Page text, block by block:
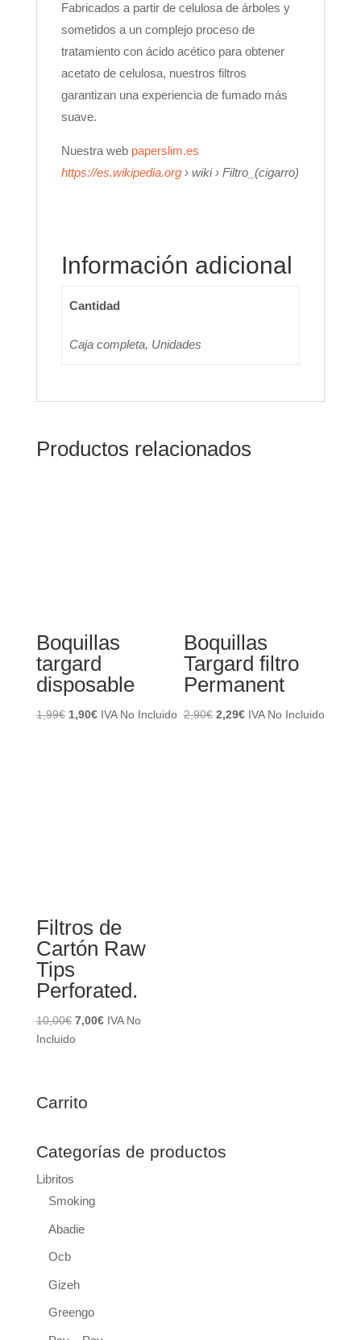
Fabricados a partir de celulosa de árboles y
sometidos a un complejo proceso de
tratamiento con ácido acético para obtener
acetato de celulosa, nuestros filtros
garantizan una experiencia de fumado más
suave.
Nuestra web paperslim.es
https://es.wikipedia.org› wiki › Filtro_(cigarro)
Información adicional
Cantidad
Caja completa, Unidades
Productos relacionados
Boquillas
targard
disposable
1,99€ El
1,90€ElIVA No Incluido
Boquillas
Targard filtro
Permanent
2,90€ El
2,29€ElIVA No Incluido
Filtros de
Cartón Raw
Tips
Perforated.
10,00€ El
precio
7,00€ElIVA No
Incluido
Carrito
Categorías de productos
Libritos
Smoking
Abadie
Ocb
Gizeh
Greengo